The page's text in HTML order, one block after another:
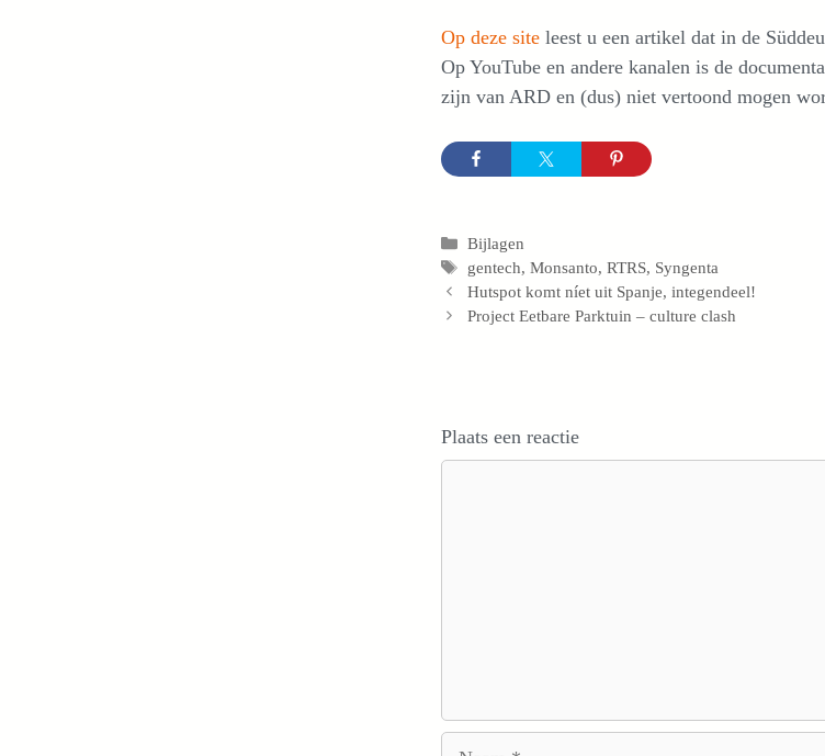
Op deze site leest u een artikel dat in de
Op YouTube en andere kanalen is de
zijn van ARD en (dus) niet vertoond mogen
Categorieën
Bijlagen
Tags
gentech,Monsanto,RTRS, Syngenta
Hutspot komt níet uit Spanje, integendeel!
Project Eetbare Parktuin – culture clash
Plaats een reactie